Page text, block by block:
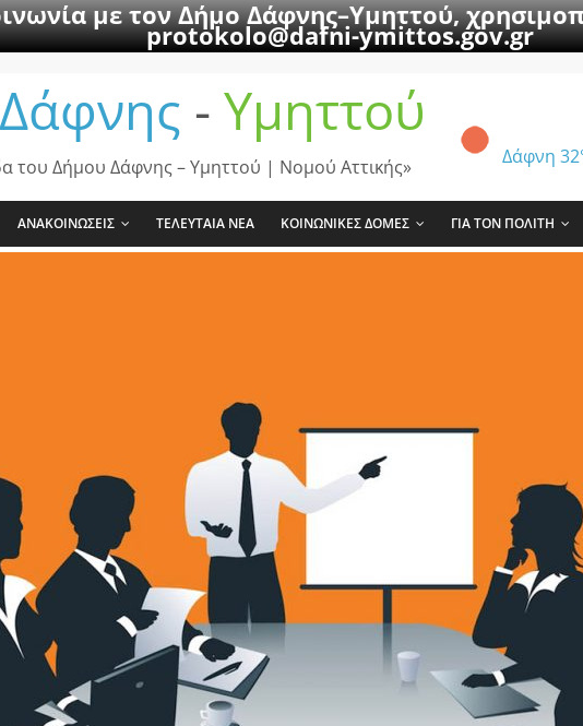
με τον Δήμο Δάφνης–Υμηττού,
protokolo@dafni-ymittos.gov.gr
Δάφνης - Υμηττού
Δάφνη
του Δήμου Δάφνης – Υμηττού | Νομού Αττικής»
ΑΝΑΚΟΙΝΩΣΕΙΣ ΤΕΛΕΥΤΑΙΑ ΝΕΑ ΚΟΙΝΩΝΙΚΕΣ ΔΟΜΕΣ ΓΙΑ ΤΟΝ ΠΟΛΙΤΗ